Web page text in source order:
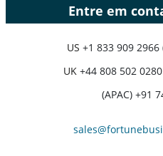
Entre em
US +1 833 909
UK +44 808 502
(APAC) +91